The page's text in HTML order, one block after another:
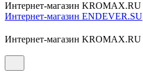
Интернет-магазин KROMAX.RU
Интернет-магазин ENDEVER.SU
Интернет-магазин KROMAX.RU